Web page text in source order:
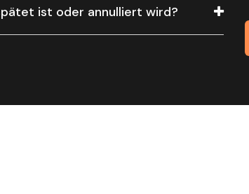
ist oder annulliert wird?